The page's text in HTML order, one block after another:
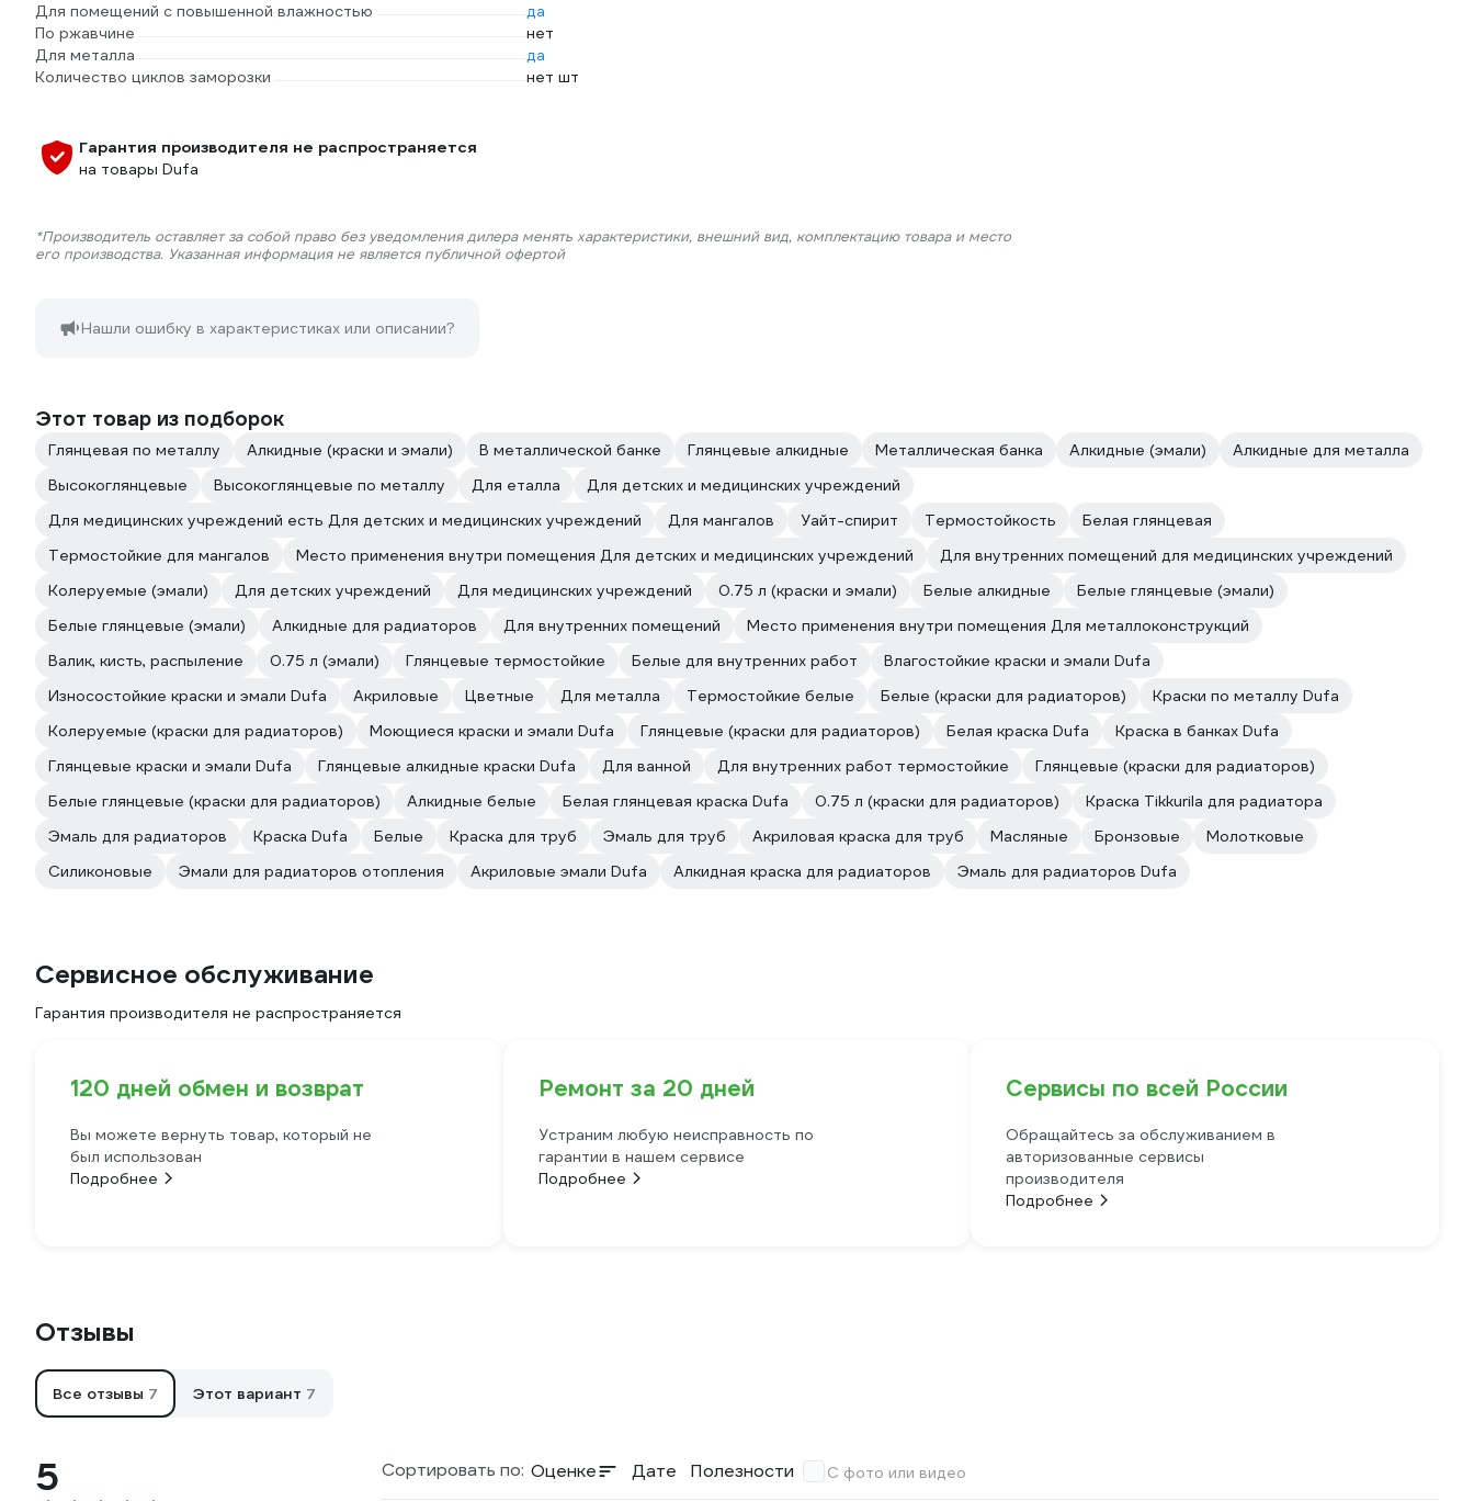
Для помещений с повышенной влажностью
да
По ржавчине
нет
Для металла
да
Количество циклов заморозки
нет шт
Гарантия производителя не распространяется
на товары Dufa
*Производитель оставляет за собой право без уведомления дилера менять характеристики, внешний вид, комплектацию товара и место
его производства. Указанная информация не является публичной офертой
Нашли ошибку в характеристиках или описании?
Этот товар из подборок
Глянцевая по металлу Алкидные (краски и эмали) В металлической банке Глянцевые алкидные Металлическая банка Алкидные (эмали)
Алкидные для металла
Высокоглянцевые
Высокоглянцевые по металлу Для еталла
Для детских и медицинских учреждений
Для медицинских учреждений есть Для детских и медицинских учреждений
Для мангалов Уайт-спирит Термостойкость
Белая глянцевая
Термостойкие для мангалов
Место применения внутри помещения Для детских и медицинских учреждений
Для внутренних помещений для медицинских учреждений
Колеруемые (эмали)
Для детских учреждений Для медицинских учреждений 0.75 л (краски и эмали) Белые алкидные
Белые глянцевые (эмали)
Белые глянцевые (эмали)
Алкидные для радиаторов Для внутренних помещений
Место применения внутри помещения Для металлоконструкций
Валик, кисть, распыление
0.75 л (эмали) Глянцевые термостойкие Белые для внутренних работ
Влагостойкие краски и эмали Dufa
Износостойкие краски и эмали Dufa
Акриловые Цветные Для металла Термостойкие белые Белые (краски для радиаторов)
Краски по металлу Dufa
Колеруемые (краски для радиаторов)
Моющиеся краски и эмали Dufa Глянцевые (краски для радиаторов) Белая краска Dufa
Краска в банках Dufa
Глянцевые краски и эмали Dufa
Глянцевые алкидные краски Dufa Для ванной Для внутренних работ термостойкие
Глянцевые (краски для радиаторов)
Белые глянцевые (краски для радиаторов)
Алкидные белые Белая глянцевая краска Dufa 0.75 л (краски для радиаторов)
Краска Tikkurila для радиатора
Эмаль для радиаторов
Краска Dufa Белые Краска для труб Эмаль для труб Акриловая краска для труб Масляные Бронзовые
Молотковые
Силиконовые
Эмали для радиаторов отопления Акриловые эмали Dufa Алкидная краска для радиаторов Эмаль для радиаторов Dufa
Сервисное обслуживание
Гарантия производителя не распространяется
120 дней обмен и возврат
Вы можете вернуть товар, который не
был использован
Подробнее
Ремонт за 20 дней
Устраним любую неисправность по
гарантии в нашем сервисе
Подробнее
Сервисы по всей России
Обращайтесь за обслуживанием в
авторизованные сервисы
производителя
Подробнее
Отзывы
Все отзывы 7 Этот вариант 7
5 Сортировать по: Оценке Дате Полезности С фото или видео